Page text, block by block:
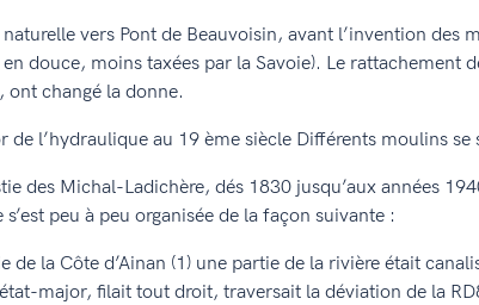
naturelle vers Pont de Beauvoisin, avant l’invention
douce, moins taxées par la Savoie). Le rattachement
ont changé la donne.
de l’hydraulique au 19 ème siècle Différents moulins
des Michal-Ladichère, dés 1830 jusqu’aux années
s’est peu à peu organisée de la façon suivante :
de la Côte d’Ainan (1) une partie de la rivière était
major, filait tout droit, traversait la déviation de la